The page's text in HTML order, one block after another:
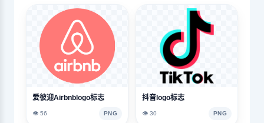
爱彼迎Airbnblogo标志
👁️ 56 PNG
抖音logo标志
👁️ 30 PNG